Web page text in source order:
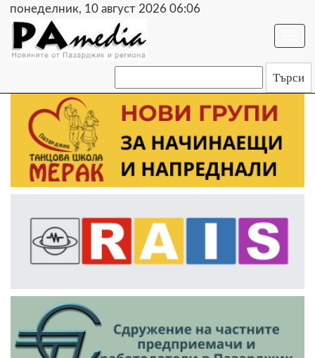
понеделник, 10 август 2026 06:06